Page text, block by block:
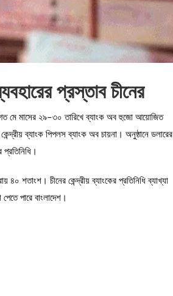
প্রস্তাব চীনের
গত মে মাসের ২৯–৩০ তারিখে ব্যাংক অব হুজো আয়োজিত
ব্যাংক পিপলস ব্যাংক অব চায়না। অনুষ্ঠানে ডলারের
প্রতিনিধি।
শতাংশ। চীনের কেন্দ্রীয় ব্যাংকের প্রতিনিধি ব্যাখ্যা
পারে বাংলাদেশ।